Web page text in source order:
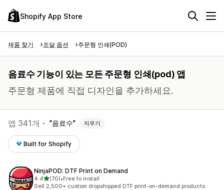
Shopify App Store
제품 찾기 조달 옵션 주문형 인쇄(POD)
음료수 기능이 있는 모든 주문형 인쇄(pod) 앱
주문형 제품에 직접 디자인을 추가하세요.
앱 341개 - 음료수 지우기
Built for Shopify
NinjaPOD: DTF Print on Demand
4.4별 5개 중
(70)
총 리뷰 70개
•Free to install
Sell 2,500+ custom dropshipped DTF print-on-demand products